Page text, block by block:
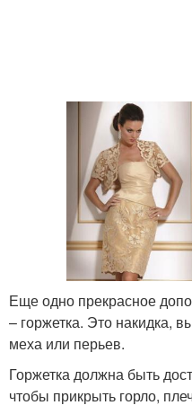
Еще одно прекрасное
– горжетка. Это накидка,
меха или перьев.
Горжетка должна быть
чтобы прикрыть горло,